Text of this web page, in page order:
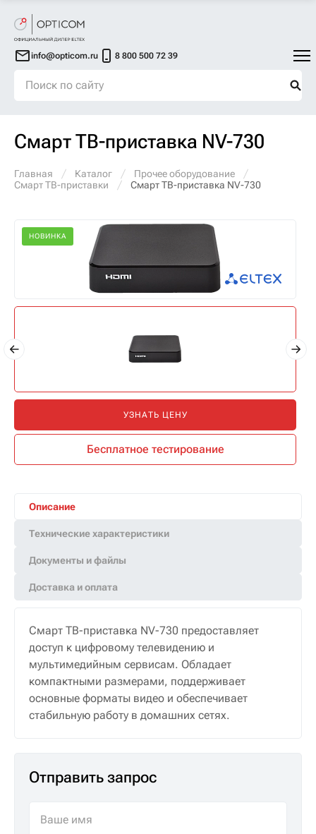
info@opticom.ru 8 800 500 72 39
Смарт ТВ-приставка NV-730
Главная Каталог
Прочее оборудование
Смарт ТВ-приставки
Смарт ТВ-приставка NV-730
НОВИНКА
УЗНАТЬ ЦЕНУ
Бесплатное тестирование
Описание
Технические характеристики
Документы и файлы
Доставка и оплата
Смарт ТВ-приставка NV-730 предоставляет
доступ к цифровому телевидению и
мультимедийным сервисам. Обладает
компактными размерами, поддерживает
основные форматы видео и обеспечивает
стабильную работу в домашних сетях.
Отправить запрос